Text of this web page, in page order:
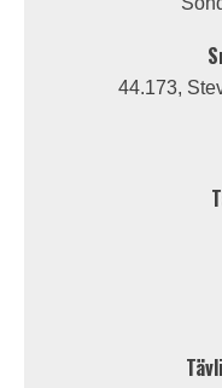
44.173,